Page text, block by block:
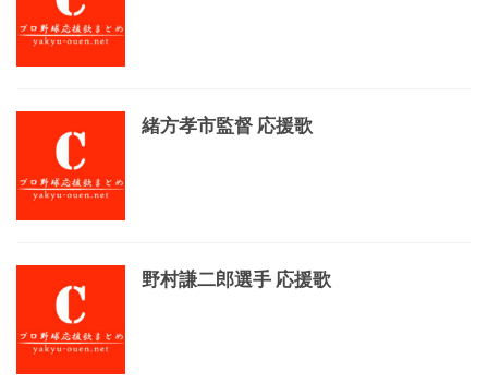
緒方孝市監督 応援歌
野村謙二郎選手 応援歌